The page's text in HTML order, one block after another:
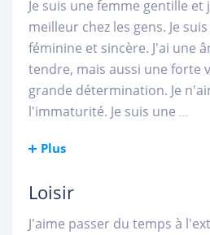
Je suis une femme gentille et
meilleur chez les gens. Je
féminine et sincère. J'ai une
tendre, mais aussi une forte
grande détermination. Je
l'immaturité. Je suis une ...
Plus
Loisir
J'aime passer du temps à